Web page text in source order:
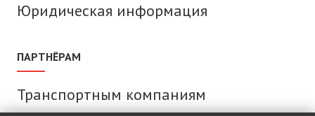
Юридическая информация
ПАРТНЁРАМ
Транспортным компаниям